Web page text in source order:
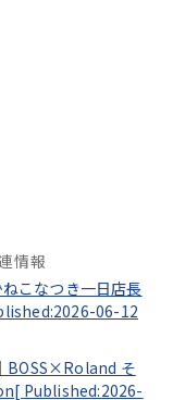
情報
こなつき一日店長
06-12
BOSS×Roland そ
Published:2026-